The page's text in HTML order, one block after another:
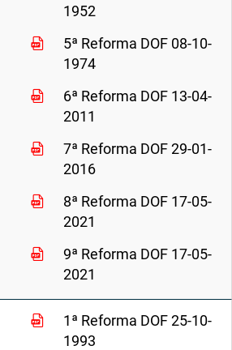
1952
5ª Reforma DOF 08-10-
1974
6ª Reforma DOF 13-04-
2011
7ª Reforma DOF 29-01-
2016
8ª Reforma DOF 17-05-
2021
9ª Reforma DOF 17-05-
2021
1ª Reforma DOF 25-10-
1993